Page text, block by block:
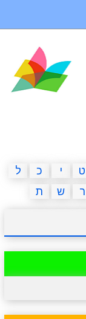
מצא הבדלים
חדשות
ט י כ
ל
ר ש ת